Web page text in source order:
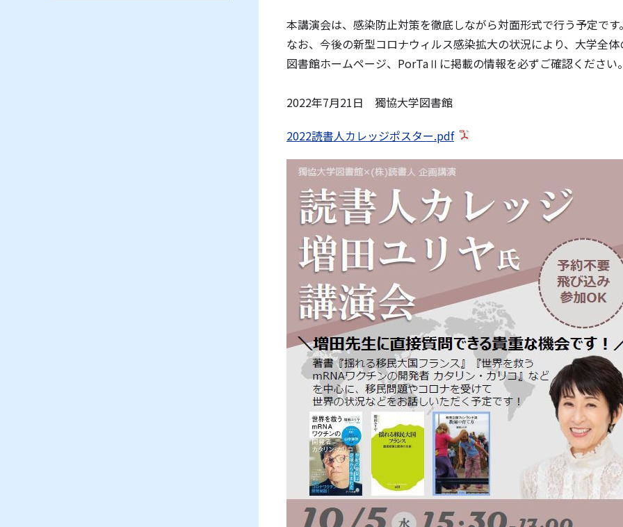
本講演会は、感染防止対策を徹底しながら対面形式で行う予定です
なお、今後の新型コロナウィルス感染拡大の状況により、大学全
図書館ホームページ、PorTaⅡに掲載の情報を必ずご確認ください
2022年7月21日 獨協大学図書館
2022読書人カレッジポスター.pdf